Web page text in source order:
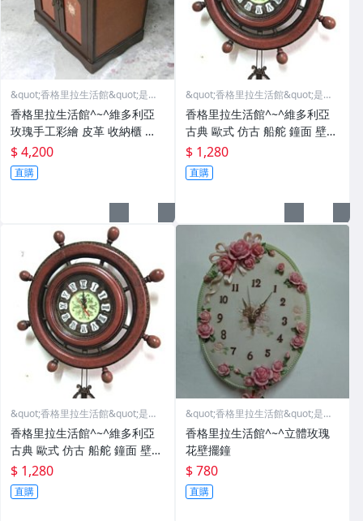
&quot;香格里拉生活館&quot;是您
香格里拉生活館^~^維多利亞
玫瑰手工彩繪 皮革 收納櫃 電
話櫃 邊櫃 二抽一門出清價ㄛ
$ 4,200
直購
&quot;香格里拉生活館&quot;是您
香格里拉生活館^~^維多利亞
古典 歐式 仿古 船舵 鐘面 壁鐘
掛鐘
$ 1,280
直購
&quot;香格里拉生活館&quot;是您
香格里拉生活館^~^維多利亞
古典 歐式 仿古 船舵 鐘面 壁鐘
掛鐘
$ 1,280
直購
&quot;香格里拉生活館&quot;是您
香格里拉生活館^~^立體玫瑰
花壁擺鐘
$ 780
直購